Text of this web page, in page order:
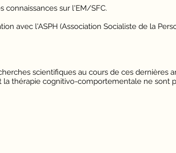
connaissances sur l'EM/SFC.
avec l'ASPH (Association Socialiste de la
scientifiques au cours de ces dernières
thérapie cognitivo-comportementale ne sont